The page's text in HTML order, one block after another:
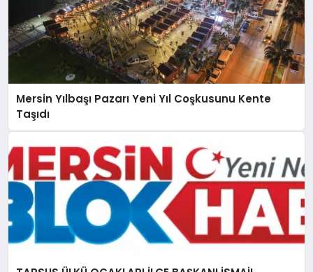
Mersin Yılbaşı Pazarı Yeni Yıl Coşkusunu Kente
Taşıdı